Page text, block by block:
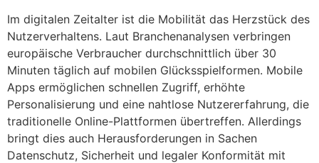
Im digitalen Zeitalter ist die Mobilität das Herzstück des
Nutzerverhaltens. Laut Branchenanalysen verbringen
europäische Verbraucher durchschnittlich über 30
Minuten täglich auf mobilen Glücksspielformen. Mobile
Apps ermöglichen schnellen Zugriff, erhöhte
Personalisierung und eine nahtlose Nutzererfahrung, die
traditionelle Online-Plattformen übertreffen. Allerdings
bringt dies auch Herausforderungen in Sachen
Datenschutz, Sicherheit und legaler Konformität mit